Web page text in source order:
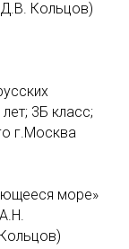
Кольцов)
3Б класс;
г.Москва
море»